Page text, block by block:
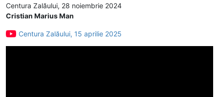
Centura Zalăului, 28 noiembrie 2024
Cristian Marius Man
Centura Zalăului, 15 aprilie 2025